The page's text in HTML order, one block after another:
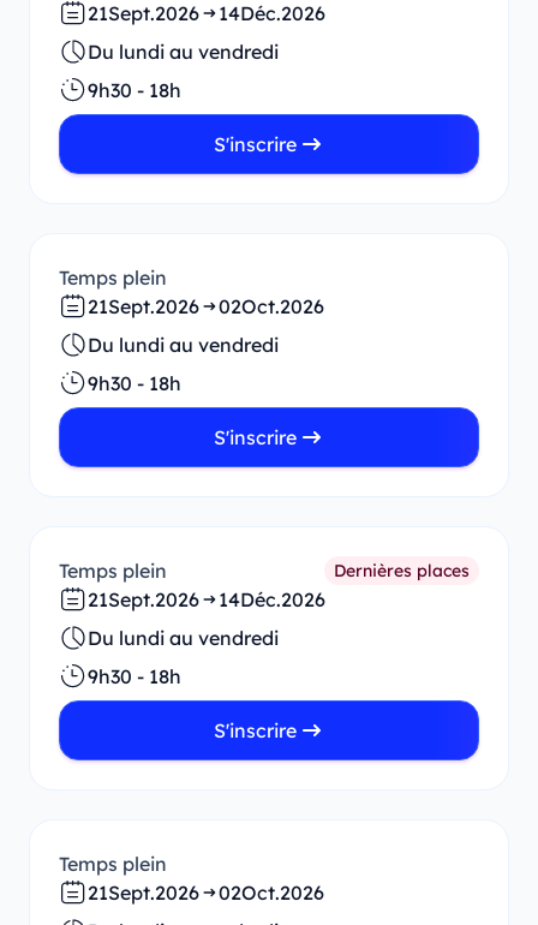
21Sept.2026 14Déc.2026
Du lundi au vendredi
9h30 - 18h
S'inscrire
Temps plein
21Sept.2026 02Oct.2026
Du lundi au vendredi
9h30 - 18h
S'inscrire
Temps plein Dernières places
21Sept.2026 14Déc.2026
Du lundi au vendredi
9h30 - 18h
S'inscrire
Temps plein
21Sept.2026 02Oct.2026